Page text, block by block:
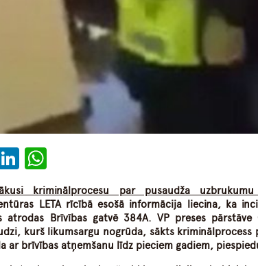
EmailLinkedIn
kriminālprocesu par pusaudža
LETA rīcībā esošā informācija liecina, ka
atrodas Brīvības gatvē 384A. VP preses pārstāve
kurš likumsargu nogrūda, sākts kriminālprocess
ar brīvības atņemšanu līdz pieciem gadiem,